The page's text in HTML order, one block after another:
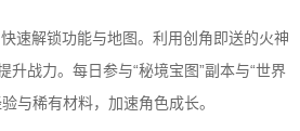
速解锁功能与地图。利用创角即送的火神
升战力。每日参与“秘境宝图”副本与“世界
与稀有材料，加速角色成长。